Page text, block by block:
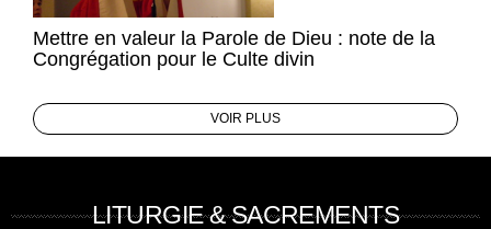
Mettre en valeur la Parole de Dieu : note de la
Congrégation pour le Culte divin
VOIR PLUS
LITURGIE & SACREMENTS